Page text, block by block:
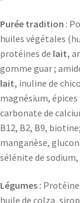
Purée tradition :
huiles végétales
protéines de lait,
gomme guar ;
lait, inuline de
magnésium,
carbonate de
B12, B2, B9,
manganèse,
sélénite de
Légumes :
huile de colza,